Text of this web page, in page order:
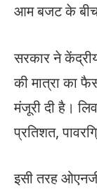
आम बजट के बीच
सरकार ने
की मात्रा का
मंजूरी दी है।
प्रतिशत,
इसी तरह